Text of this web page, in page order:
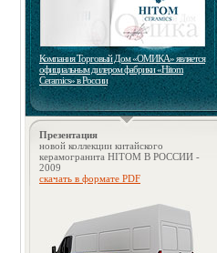
Компания Торговый Дом «ОМИКА» является
официальным дилером фабрики «Hitom
Ceramics» в России
Презентация
новой коллекции китайского
керамогранита HITOM В РОССИИ -
2009
скачать в формате PDF